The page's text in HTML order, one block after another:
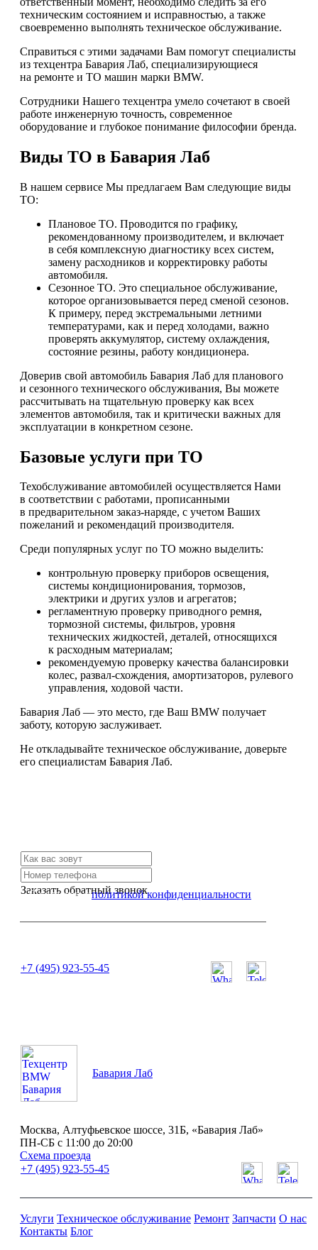
техническим состоянием и исправностью, а также
своевременно выполнять техническое обслуживание.
Справиться с этими задачами Вам помогут специалисты
из техцентра Бавария Лаб, специализирующиеся
на ремонте и ТО машин марки BMW.
Сотрудники Нашего техцентра умело сочетают в своей
работе инженерную точность, современное
оборудование и глубокое понимание философии бренда.
Виды ТО в Бавария Лаб
В нашем сервисе Мы предлагаем Вам следующие виды
ТО:
Плановое ТО. Проводится по графику,
рекомендованному производителем, и включает
в себя комплексную диагностику всех систем,
замену расходников и корректировку работы
автомобиля.
Сезонное ТО. Это специальное обслуживание,
которое организовывается перед сменой сезонов.
К примеру, перед экстремальными летними
температурами, как и перед холодами, важно
проверять аккумулятор, систему охлаждения,
состояние резины, работу кондиционера.
Доверив свой автомобиль Бавария Лаб для планового
и сезонного технического обслуживания, Вы можете
рассчитывать на тщательную проверку как всех
элементов автомобиля, так и критически важных для
эксплуатации в конкретном сезоне.
Базовые услуги при ТО
Техобслуживание автомобилей осуществляется Нами
в соответствии с работами, прописанными
в предварительном заказ-наряде, с учетом Ваших
пожеланий и рекомендаций производителя.
Среди популярных услуг по ТО можно выделить:
контрольную проверку приборов освещения,
системы кондиционирования, тормозов,
электрики и других узлов и агрегатов;
регламентную проверку приводного ремня,
тормозной системы, фильтров, уровня
технических жидкостей, деталей, относящихся
к расходным материалам;
рекомендуемую проверку качества балансировки
колес, развал-схождения, амортизаторов, рулевого
управления, ходовой части.
Бавария Лаб — это место, где Ваш BMW получает
заботу, которую заслуживает.
Не откладывайте техническое обслуживание, доверьте
его специалистам Бавария Лаб.
Заказать обратный звонок
Я согласен сполитикой конфиденциальности
+7 (495) 923-55-45
Бавария Лаб
Москва, Алтуфьевское шоссе, 31Б, «Бавария Лаб»
ПН-СБ с 11:00 до 20:00
Схема проезда
+7 (495) 923-55-45
Услуги Техническое обслуживание Ремонт Запчасти О нас
Контакты Блог